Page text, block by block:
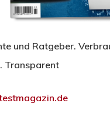
und Ratgeber.
Transparent